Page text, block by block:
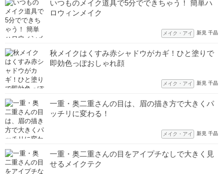
いつものメイク道具で5分でできちゃう！ 簡単ハ
ロウィンメイク
メイク・アイ 新見 千晶
秋メイクはくすみ赤シャドウがカギ！ひと塗りで
即効色っぽおしゃれ顔
メイク・アイ 新見 千晶
一重・奥二重さんの目は、眉の描き方で大きくパ
ッチリに変わる！
メイク・アイ 新見 千晶
一重・奥二重さんの目をアイプチなしで大きく見
せるメイクテク